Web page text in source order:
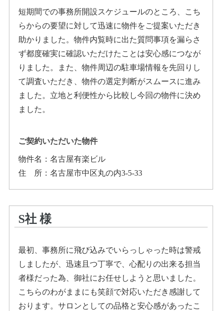
短期間での事務所開設スケジュールのところ、こち
らからの要望に対して迅速に物件をご提案いただき
助かりました。物件内覧時に出た質問事項を漏らさ
ず都度確実に確認いただけたことは安心感につなが
りました。また、物件周辺の駐車場情報を先回りし
て調査いただき、物件の選定判断がスムースに進み
ました。立地と利便性から比較し今回の物件に決め
ました。
ご契約いただいた物件
物件名： 名古屋有楽ビル
住所
： 名古屋市中区丸の内3-5-33
S社様
最初、事務所に飛び込みでいらっしゃった時は警戒
しましたが、迅速且つ丁寧で、心配りの出来る担当
者様だった為、御社にお任せしようと思いました。
こちらのわがままにも笑顔で対応いただき感謝して
おります。サロンとしての品格と安心感があったこ